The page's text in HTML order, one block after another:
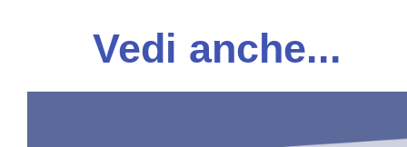
Vedi anche...